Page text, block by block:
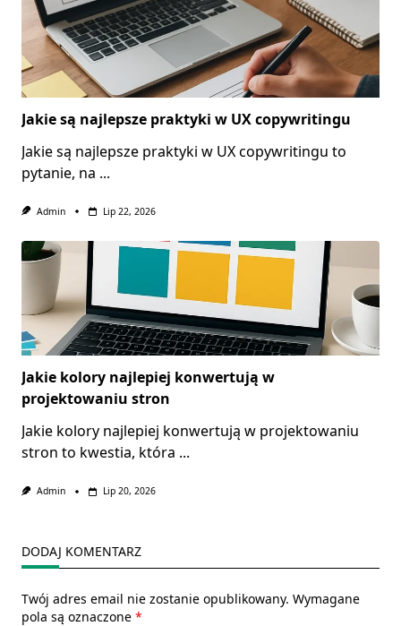
Jakie są najlepsze praktyki w UX copywritingu
Jakie są najlepsze praktyki w UX copywritingu to
pytanie, na ...
Admin Lip 22, 2026
Jakie kolory najlepiej konwertują w
projektowaniu stron
Jakie kolory najlepiej konwertują w projektowaniu
stron to kwestia, która ...
Admin Lip 20, 2026
DODAJ KOMENTARZ
Twój adres email nie zostanie opublikowany. Wymagane
pola są oznaczone *